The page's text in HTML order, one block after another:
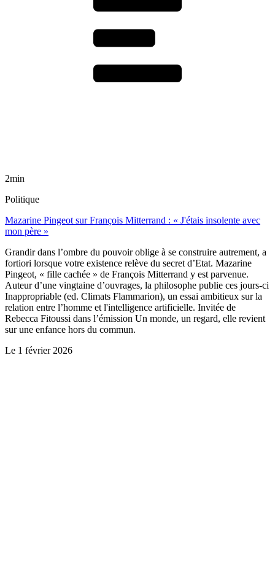
2min
Politique
Mazarine Pingeot sur François Mitterrand : « J'étais insolente avec
mon père »
Grandir dans l’ombre du pouvoir oblige à se construire autrement, a
fortiori lorsque votre existence relève du secret d’Etat. Mazarine
Pingeot, « fille cachée » de François Mitterrand y est parvenue.
Auteur d’une vingtaine d’ouvrages, la philosophe publie ces jours-ci
Inappropriable (ed. Climats Flammarion), un essai ambitieux sur la
relation entre l’homme et l'intelligence artificielle. Invitée de
Rebecca Fitoussi dans l’émission Un monde, un regard, elle revient
sur une enfance hors du commun.
Le 1 février 2026